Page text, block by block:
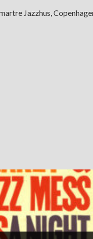
Jazzhus,